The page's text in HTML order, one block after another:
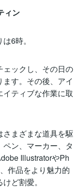
ィン
6時。
ックし、その日の
す。その後、アイ
ティブな作業に取
まざまな道具を駆
ン、マーカー、タ
IllustratorやPh
作品をより魅力的
ど割愛。